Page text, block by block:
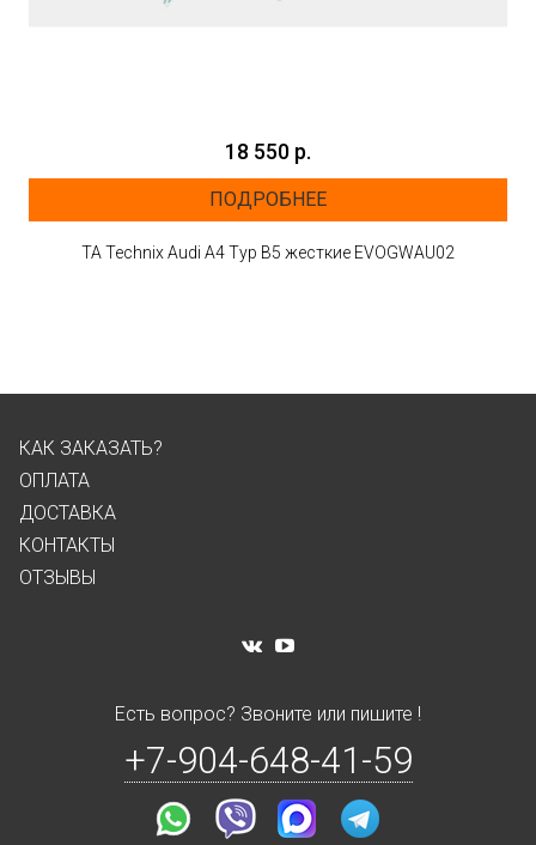
18 550 р.
ПОДРОБНЕЕ
TA Technix Audi A4 Typ B5 жесткие EVOGWAU02
КАК ЗАКАЗАТЬ?
ОПЛАТА
ДОСТАВКА
КОНТАКТЫ
ОТЗЫВЫ
Есть вопрос? Звоните или пишите !
+7-904-648-41-59